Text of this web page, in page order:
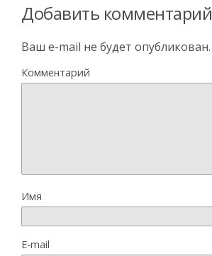
Добавить комментарий
Ваш e-mail не будет опубликован.
Комментарий
Имя
E-mail